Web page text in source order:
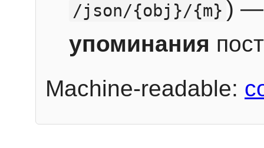
/json/{obj}/{m} ) —
упоминания
Machine-readable: